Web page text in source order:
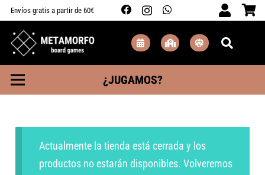
Envíos gratis a partir de 60€
¿JUGAMOS?
Actualmente la tienda está cerrada y los
productos no estarán disponibles. Volveremos